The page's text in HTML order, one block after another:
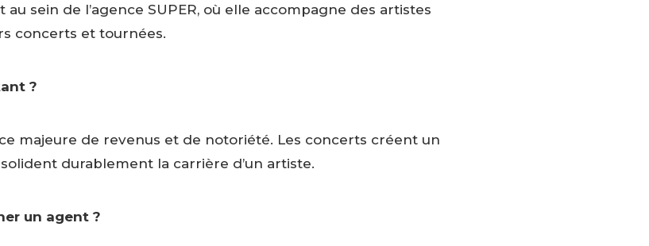
sein de l’agence SUPER, où elle accompagne des artistes
concerts et tournées.
?
majeure de revenus et de notoriété. Les concerts créent un
durablement la carrière d’un artiste.
un agent ?